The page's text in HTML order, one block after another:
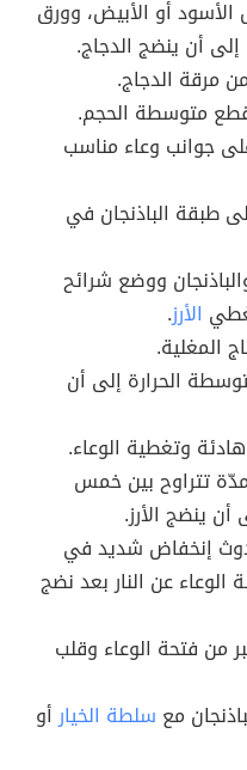
الأسود أو الأبيض، وورق
إلى أن ينضج الدجاج.
مرقة الدجاج.
متوسطة الحجم.
جوانب وعاء مناسب
طبقة الباذنجان في
ووضع شرائح
الأرز.
المغلية.
الحرارة إلى أن
وتغطية الوعاء.
تتراوح بين خمس
ينضج الأرز.
إنخفاض شديد في
الوعاء عن النار بعد نضج
من فتحة الوعاء وقلب
مع سلطة الخيارأو